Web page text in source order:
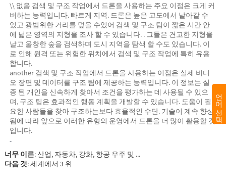
\\ 없음 검색 및 구조 작업에서 드론을 사용하는 주요 이점은 크게 커
버하는 능력입니다. 빠르게 지역. 드론은 높은 고도에서 날아갈 수
있고 광범위한 거리를 덮을 수있어 검색 및 구조 팀이 짧은 시간 안
에 넓은 영역의 지형을 조사 할 수 있습니다. . 그들은 견고한 지형을
날고 울창한 숲을 검색하며 도시 지역을 탐색 할 수도 있습니다. 이
로 인해 원격 또는 위험한 위치에서 검색 및 구조 작업에 특히 유용
합니다.
another 검색 및 구조 작업에서 드론을 사용하는 이점은 실제 비디
오 장면 및 데이터를 구조 팀에 제공하는 능력입니다. 이 정보는 실
종 된 개인을 신속하게 찾아서 조건을 평가하는 데 사용될 수 있으
며, 구조 팀은 효과적인 행동 계획을 개발할 수 있습니다. 도움이 필
요한 사람들을 찾아 구조하는보다 효율적인 수단. 기술이 계속 향상
됨에 따라 앞으로 이러한 유형의 운영에서 드론을 더 많이 활용할 것
입니다.
-
너무 이른:산업, 자동차, 강화, 항공 우주 및 ...
다음 것:세계에서 3 위
언어 선택